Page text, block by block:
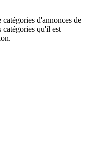
d'annonces de
qu'il est